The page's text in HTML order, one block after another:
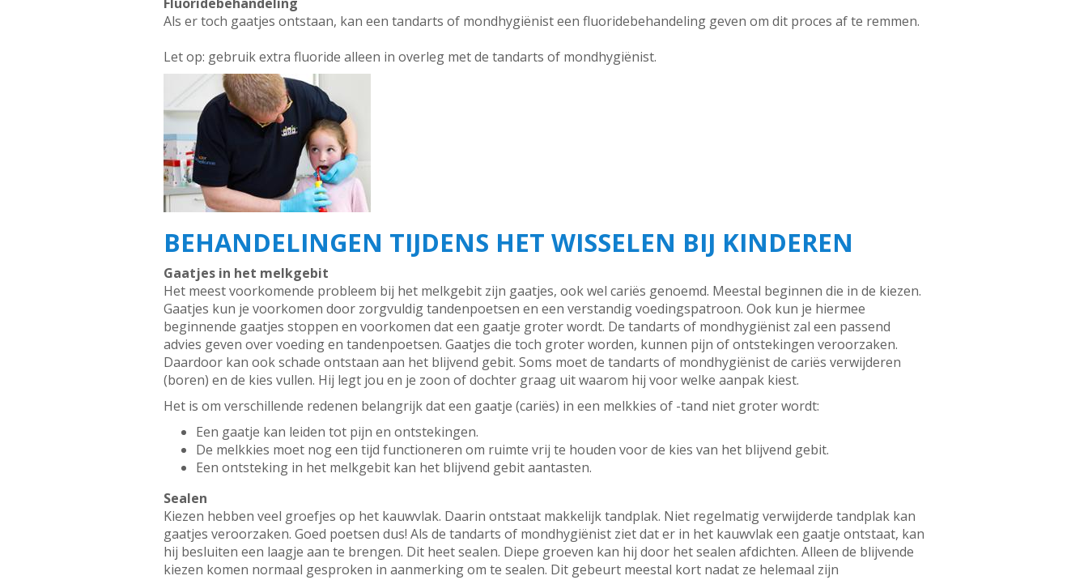
Als er toch gaatjes ontstaan, kan een tandarts of mondhygiënist een fluoridebehandeling geven om dit proces af te remmen.
Let op: gebruik extra fluoride alleen in overleg met de tandarts of mondhygiënist.
BEHANDELINGEN TIJDENS HET WISSELEN BIJ KINDEREN
Gaatjes in het melkgebit
Het meest voorkomende probleem bij het melkgebit zijn gaatjes, ook wel cariës genoemd. Meestal beginnen die in de kiezen.
Gaatjes kun je voorkomen door zorgvuldig tandenpoetsen en een verstandig voedingspatroon. Ook kun je hiermee
beginnende gaatjes stoppen en voorkomen dat een gaatje groter wordt. De tandarts of mondhygiënist zal een passend
advies geven over voeding en tandenpoetsen. Gaatjes die toch groter worden, kunnen pijn of ontstekingen veroorzaken.
Daardoor kan ook schade ontstaan aan het blijvend gebit. Soms moet de tandarts of mondhygiënist de cariës verwijderen
(boren) en de kies vullen. Hij legt jou en je zoon of dochter graag uit waarom hij voor welke aanpak kiest.
Het is om verschillende redenen belangrijk dat een gaatje (cariës) in een melkkies of -tand niet groter wordt:
Een gaatje kan leiden tot pijn en ontstekingen.
De melkkies moet nog een tijd functioneren om ruimte vrij te houden voor de kies van het blijvend gebit.
Een ontsteking in het melkgebit kan het blijvend gebit aantasten.
Sealen
Kiezen hebben veel groefjes op het kauwvlak. Daarin ontstaat makkelijk tandplak. Niet regelmatig verwijderde tandplak kan
gaatjes veroorzaken. Goed poetsen dus! Als de tandarts of mondhygiënist ziet dat er in het kauwvlak een gaatje ontstaat, kan
hij besluiten een laagje aan te brengen. Dit heet sealen. Diepe groeven kan hij door het sealen afdichten. Alleen de blijvende
kiezen komen normaal gesproken in aanmerking om te sealen. Dit gebeurt meestal kort nadat ze helemaal zijn